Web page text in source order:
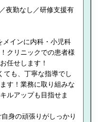
夜勤なし／研修支援有
メインに内科・小児科
クリニックでの患者様
任せします！
ても、丁寧な指導でし
す！業務に取り組みな
ルアップも目指せま
身の頑張りがしっかり